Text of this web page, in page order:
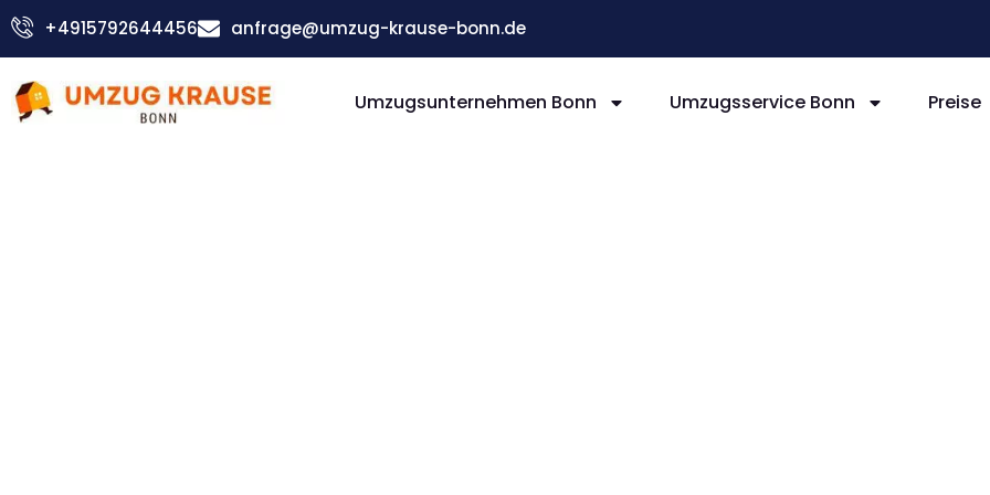
Zum
Inhalt
+4915792644456 anfrage@umzug-krause-bonn.de
Umzugsunternehmen Bonn Umzugsservice Bonn Preise